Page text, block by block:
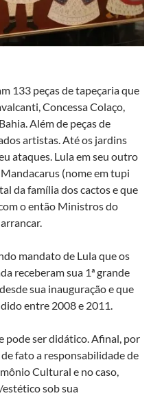
133 peças de tapeçaria que
Concessa Colaço,
Além de peças de
artistas. Até os jardins
ataques. Lula em seu outro
(nome em tupi
da família dos cactos e que
o então Ministros do
mandato de Lula que os
receberam sua 1ª grande
sua inauguração e que
entre 2008 e 2011.
pode ser didático. Afinal, por
fato a responsabilidade de
Cultural e no caso,
sob sua